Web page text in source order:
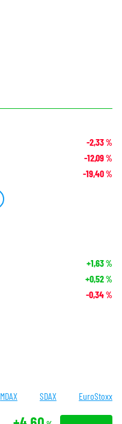
-2,33%
-12,09%
-19,40%
+1,63%
+0,52%
-0,34%
MDAX SDAX EuroStoxx